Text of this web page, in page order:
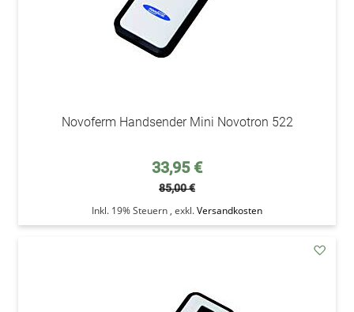
Novoferm Handsender Mini Novotron 522
Sonderpreis
33,95 €
85,00 €
Inkl. 19% Steuern , exkl.Versandkosten